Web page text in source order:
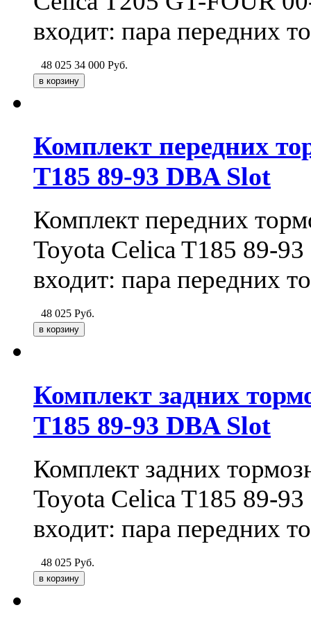
входит: пара передних
48 025 34 000 Руб.
Комплект передних
T185 89-93 DBA Slot
Комплект передних
Toyota Celica T185 89-
входит: пара передних
48 025 Руб.
Комплект задних
T185 89-93 DBA Slot
Комплект задних
Toyota Celica T185 89-
входит: пара передних
48 025 Руб.